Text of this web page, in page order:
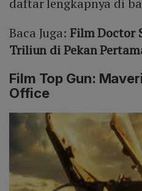
daftar lengkapnya di
Baca Juga: Film Doctor
Triliun di Pekan
Film Top Gun:
Office